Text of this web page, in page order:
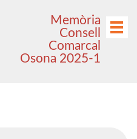
Menú
Memòria
Consell
Comarcal
Osona 2025-1